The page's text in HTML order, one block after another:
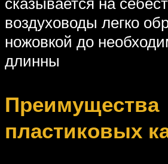
воздуховоды легко
ножовкой до
длинны
Преимущества
пластиковых